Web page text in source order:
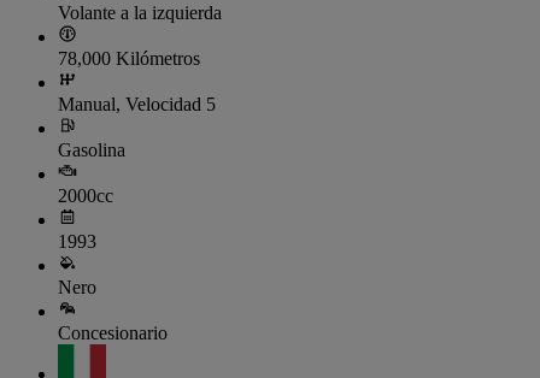
Volante a la izquierda
78,000 Kilómetros
Manual, Velocidad 5
Gasolina
2000cc
1993
Nero
Concesionario